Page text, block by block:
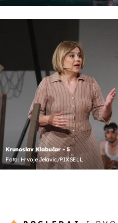
Krunoslav Klabučar - 5
Foto: Hrvoje Jelavic/PIXSELL